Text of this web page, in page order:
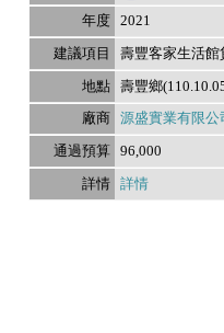
2021
壽豐客家生活館
壽豐鄉
源盛實業有限公
96,000
詳情